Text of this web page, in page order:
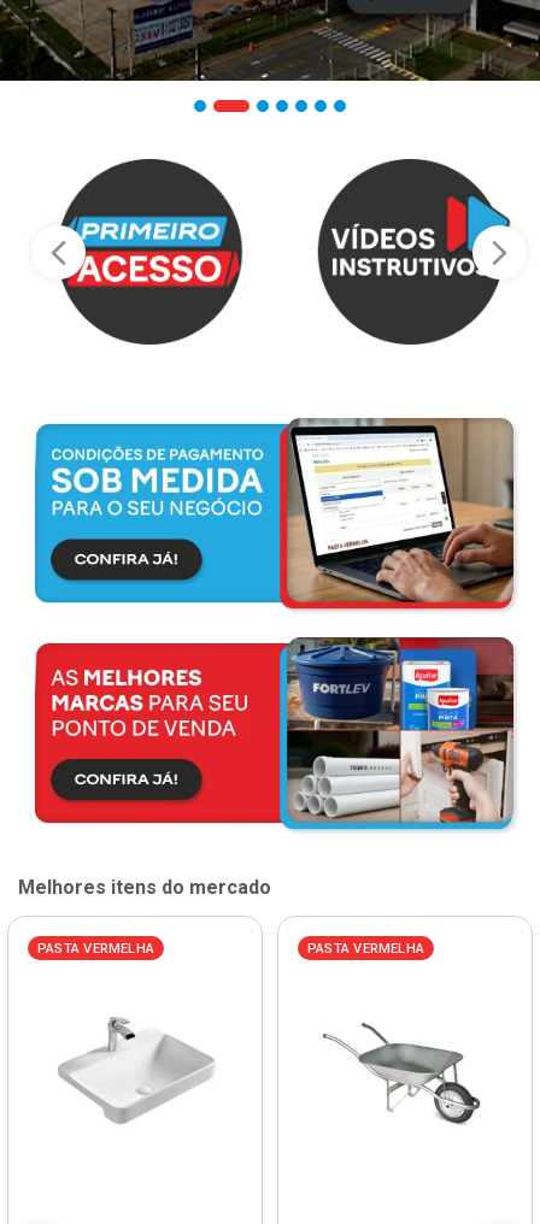
Melhores itens do mercado
PASTA VERMELHA PASTA VERMELHA